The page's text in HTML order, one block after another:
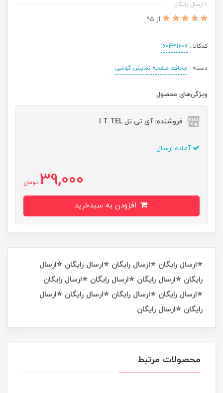
⭐ارسال رایگان
از 95
کدکالا : 160431607
دسته : محافظ صفحه نمایش گوشی
ویژگی‌های محصول
فروشنده: آی تی تل I.T.TEL
آماده ارسال
39,000 تومان
⭐ارسال رایگان ⭐ارسال رایگان ⭐ارسال رایگان ⭐ارسال
رایگان ⭐ارسال رایگان ⭐ارسال رایگان ⭐ارسال رایگان
⭐ارسال رایگان ⭐ارسال رایگان ⭐ارسال رایگان ⭐ارسال
رایگان ⭐ارسال رایگان
محصولات مرتبط